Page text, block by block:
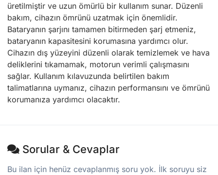
üretilmiştir ve uzun ömürlü bir kullanım sunar. Düzenli
bakım, cihazın ömrünü uzatmak için önemlidir.
Bataryanın şarjını tamamen bitirmeden şarj etmeniz,
bataryanın kapasitesini korumasına yardımcı olur.
Cihazın dış yüzeyini düzenli olarak temizlemek ve hava
deliklerini tıkamamak, motorun verimli çalışmasını
sağlar. Kullanım kılavuzunda belirtilen bakım
talimatlarına uymanız, cihazın performansını ve ömrünü
korumanıza yardımcı olacaktır.
Sorular & Cevaplar
Bu ilan için henüz cevaplanmış soru yok. İlk soruyu siz